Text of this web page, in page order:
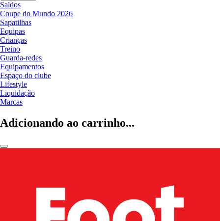
Saldos
Coupe do Mundo 2026
Sapatilhas
Equipas
Crianças
Treino
Guarda-redes
Equipamentos
Espaço do clube
Lifestyle
Liquidação
Marcas
Adicionando ao carrinho...